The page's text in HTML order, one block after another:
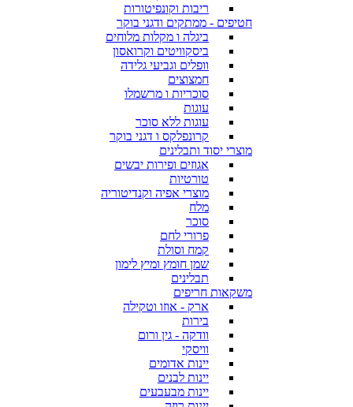
ריבות וקונפיטורות
חטיפים - ממתקים ודגני בוקר
ביגלה ו מקלות מלוחים
ביסקוויטים וקרואסון
וופלים וגביעי גלידה
חמצוצים
סוכריות ו מרשמלו
עוגות
עוגות ללא סוכר
קרונפלקס ו דגני בוקר
מוצרי יסוד ותבלינים
אגוזים ופירות יבשים
טורטיות
מוצרי אפיה וקנדיטוריה
מלח
סוכר
פרורי לחם
קמח וסולת
שמן חומץ ומיץ לימון
תבלינים
משקאות חריפים
ארק - אוזו וטקילה
בירות
וודקה - גין ורום
וויסקי
יינות אדומים
יינות לבנים
יינות מבעבעים